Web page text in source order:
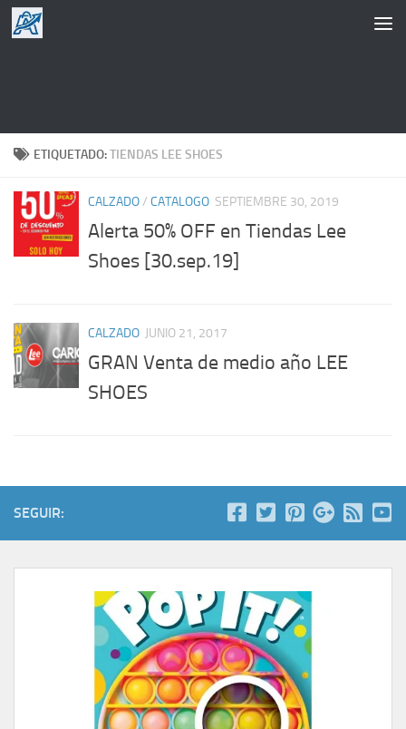
Saltar al contenido
ETIQUETADO:TIENDAS LEE SHOES
CALZADO/ CATALOGO SEPTIEMBRE 30, 2019
Alerta 50% OFF en Tiendas Lee
Shoes [30.sep.19]
CALZADO JUNIO 21, 2017
GRAN Venta de medio año LEE
SHOES
SEGUIR: